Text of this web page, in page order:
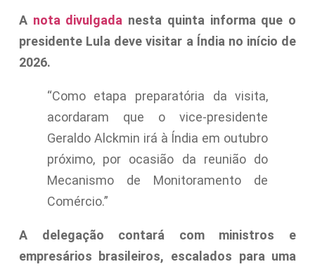
A nota divulgada nesta quinta informa que o
presidente Lula deve visitar a Índia no início de
2026.
“Como etapa preparatória da visita,
acordaram que o vice-presidente
Geraldo Alckmin irá à Índia em outubro
próximo, por ocasião da reunião do
Mecanismo de Monitoramento de
Comércio.”
A delegação contará com ministros e
empresários brasileiros, escalados para uma